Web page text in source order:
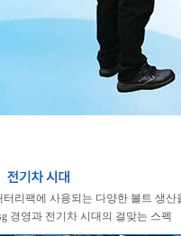
터리팩에 사용되는 다양한 볼트 생
경영과 전기차 시대의 걸맞는 스펙